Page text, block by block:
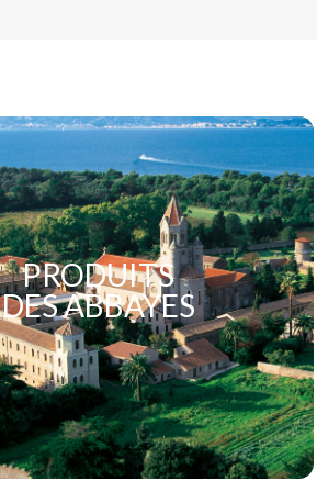
(44 avis)
PRODUITS
DES ABBAYES